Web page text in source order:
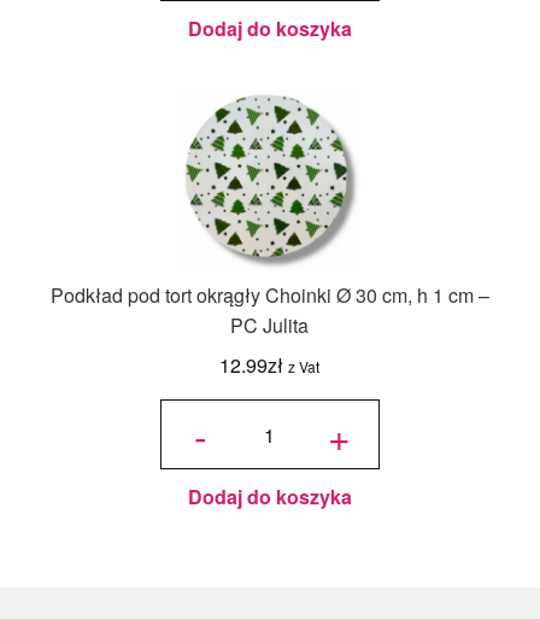
Dodaj do koszyka
Podkład pod tort okrągły Choinki Ø 30 cm, h 1 cm –
PC Julita
12.99zł z Vat
-
ilość
okrągły
Choinki
Ø 30
cm, h 1
cm - PC
+
Dodaj do koszyka